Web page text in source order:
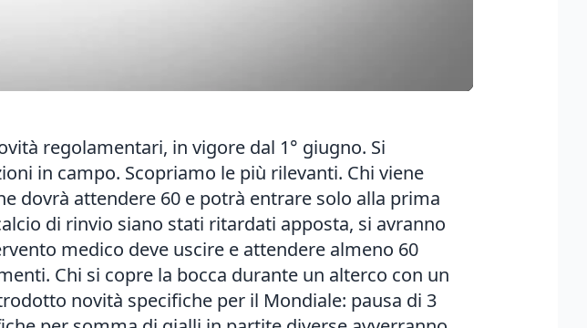
regolamentari, in vigore dal 1° giugno. Si
in campo. Scopriamo le più rilevanti. Chi viene
dovrà attendere 60 e potrà entrare solo alla prima
di rinvio siano stati ritardati apposta, si avranno
medico deve uscire e attendere almeno 60
Chi si copre la bocca durante un alterco con un
novità specifiche per il Mondiale: pausa di 3